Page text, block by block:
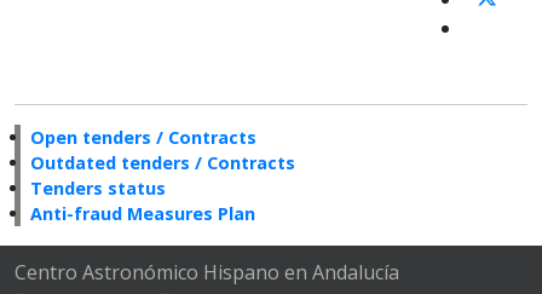
Open tenders / Contracts
Outdated tenders / Contracts
Tenders status
Anti-fraud Measures Plan
Centro Astronómico Hispano en Andalucía